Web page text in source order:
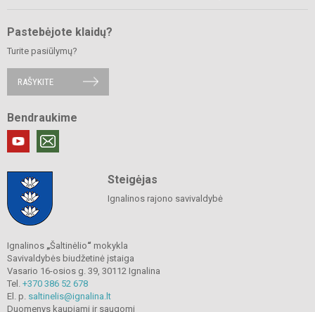
Pastebėjote klaidų?
Turite pasiūlymų?
RAŠYKITE
Bendraukime
Steigėjas
Ignalinos rajono savivaldybė
Ignalinos „Šaltinėlio“ mokykla
Savivaldybės biudžetinė įstaiga
Vasario 16-osios g. 39, 30112 Ignalina
Tel. +370 386 52 678
El. p. saltinelis@ignalina.lt
Duomenys kaupiami ir saugomi